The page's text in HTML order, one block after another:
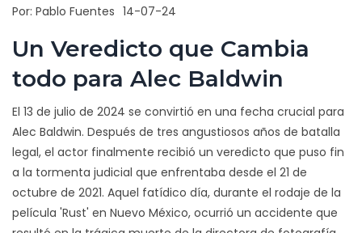
Por: Pablo Fuentes 14-07-24
Un Veredicto que Cambia
todo para Alec Baldwin
El 13 de julio de 2024 se convirtió en una fecha crucial para
Alec Baldwin. Después de tres angustiosos años de batalla
legal, el actor finalmente recibió un veredicto que puso fin
a la tormenta judicial que enfrentaba desde el 21 de
octubre de 2021. Aquel fatídico día, durante el rodaje de la
película 'Rust' en Nuevo México, ocurrió un accidente que